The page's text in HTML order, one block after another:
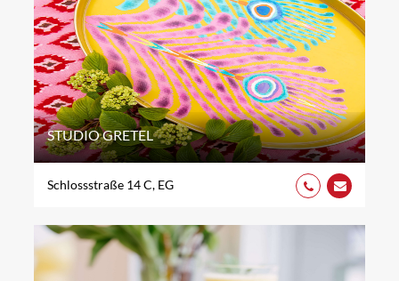
STUDIO GRETEL
Schlossstraße 14 C, EG